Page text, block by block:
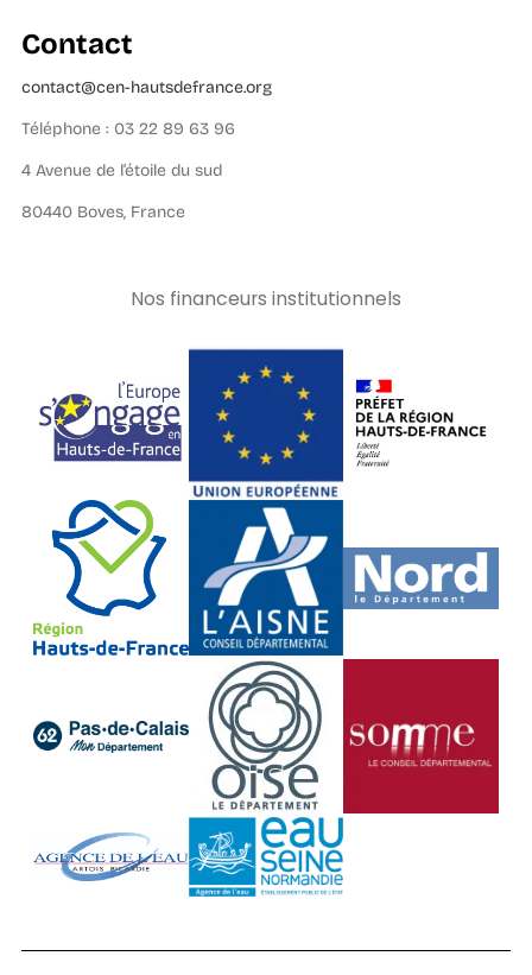
Contact
contact@cen-hautsdefrance.org
Téléphone : 03 22 89 63 96
4 Avenue de l’étoile du sud
80440 Boves, France
Nos financeurs institutionnels